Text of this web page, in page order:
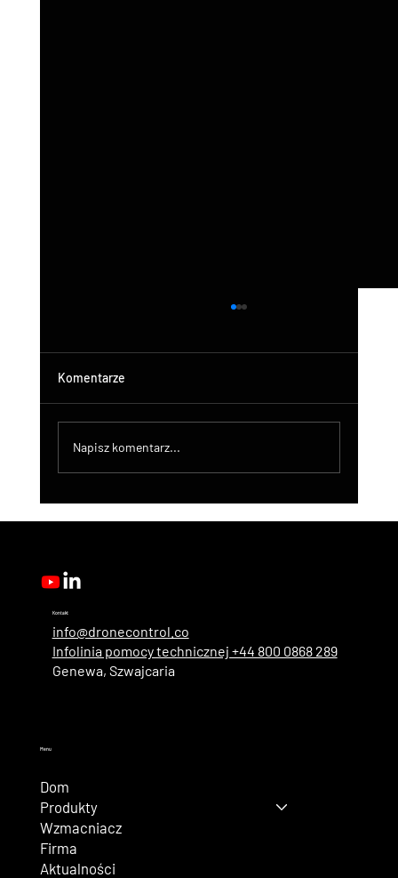
Komentarze
Napisz komentarz...
Kontakt
info@dronecontrol.co
Infolinia pomocy technicznej +44 800 0868 289
Genewa, Szwajcaria
Menu
Dom
Produkty
Wzmacniacz
Firma
Aktualności